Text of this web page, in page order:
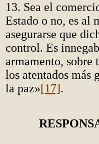
13. Sea el
Estado o no, es al
asegurarse que
control. Es
armamento, sobre
los atentados más
la paz»[17].